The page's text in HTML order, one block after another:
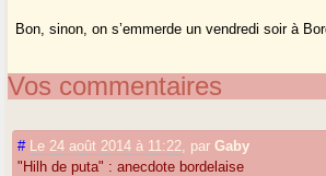
Bon, sinon, on s’emmerde un vendredi soir à
Vos commentaires
# Le 24 août 2014 à 11:22 parGaby
"Hilh de puta" : anecdote bordelaise